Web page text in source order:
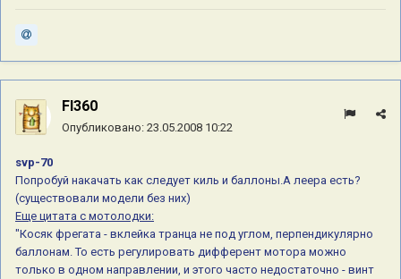
Fl360
Опубликовано: 23.05.2008 10:22
svp-70
Попробуй накачать как следует киль и баллоны.А леера есть?
(существовали модели без них)
Еще цитата с мотолодки:
"Косяк фрегата - вклейка транца не под углом, перпендикулярно
баллонам. То есть регулировать дифферент мотора можно
только в одном направлении, и этого часто недостаточно - винт